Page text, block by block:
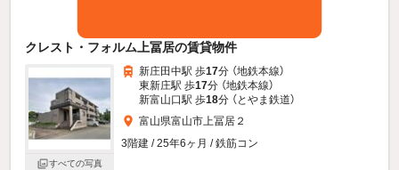
クレスト・フォルム上冨居の賃貸物件
すべての写真
新庄田中駅 歩17分 （地鉄本線）
東新庄駅 歩17分 （地鉄本線）
新富山口駅 歩18分 （とやま鉄道）
富山県富山市上冨居２
3階建 / 25年6ヶ月 / 鉄筋コン